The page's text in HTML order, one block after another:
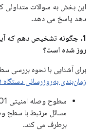
این بخش به سوالات متداولی
دهد پاسخ می دهد.
1. چگونه تشخیص دهم که
روز شده است؟
برای آشنایی با نحوه بررسی
زمان‌بندی به‌روزرسانی دستگاه Google را
برطرف می کند.